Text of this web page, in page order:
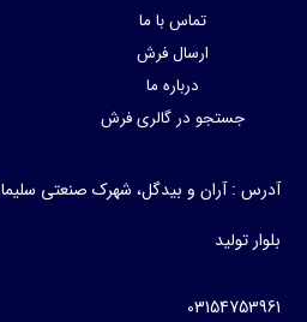
تماس با ما
ارسال فرش
درباره ما
جستجو در گالری فرش
آدرس : آران و بیدگل، شهرک صنعتی
بلوار تولید
03154753961